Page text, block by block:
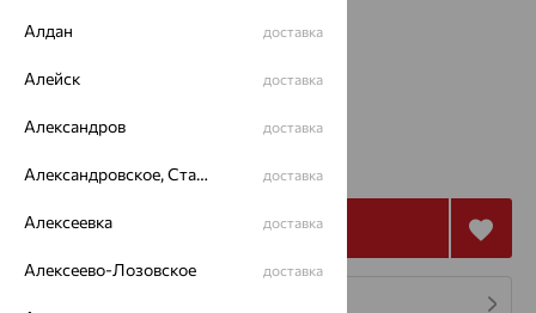
Размеры:
18
99 219 ₽
Купить
Алдан доставка
Алейск доставка
Александров доставка
Александровское, Ставропольский край доставка
Алексеевка доставка
Алексеево-Лозовское доставка